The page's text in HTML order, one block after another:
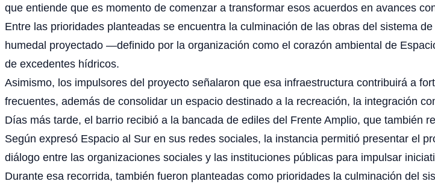
que entiende que es momento de comenzar a transformar esos acuerdos en avances
Entre las prioridades planteadas se encuentra la culminación de las obras del sistema
humedal proyectado —definido por la organización como el corazón ambiental de
de excedentes hídricos.
Asimismo, los impulsores del proyecto señalaron que esa infraestructura contribuirá a
frecuentes, además de consolidar un espacio destinado a la recreación, la integración
Días más tarde, el barrio recibió a la bancada de ediles del Frente Amplio, que también
Según expresó Espacio al Sur en sus redes sociales, la instancia permitió presentar el
diálogo entre las organizaciones sociales y las instituciones públicas para impulsar
Durante esa recorrida, también fueron planteadas como prioridades la culminación del